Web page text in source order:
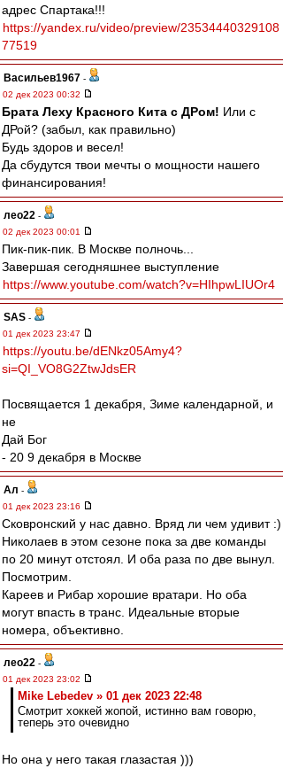
адрес Спартака!!!
https://yandex.ru/video/preview/23534440329108
77519
Васильев1967 -
02 дек 2023 00:32
Брата Леху Красного Кита с ДРом! Или с
ДРой? (забыл, как правильно)
Будь здоров и весел!
Да сбудутся твои мечты о мощности нашего
финансирования!
лео22 -
02 дек 2023 00:01
Пик-пик-пик. В Москве полночь...
Завершая сегодняшнее выступление
https://www.youtube.com/watch?v=HIhpwLIUOr4
SAS -
01 дек 2023 23:47
https://youtu.be/dENkz05Amy4?
si=QI_VO8G2ZtwJdsER
Посвящается 1 декабря, Зиме календарной, и
не
Дай Бог
- 20 9 декабря в Москве
Ал -
01 дек 2023 23:16
Сковронский у нас давно. Вряд ли чем удивит :)
Николаев в этом сезоне пока за две команды
по 20 минут отстоял. И оба раза по две вынул.
Посмотрим.
Кареев и Рибар хорошие вратари. Но оба
могут впасть в транс. Идеальные вторые
номера, объективно.
лео22 -
01 дек 2023 23:02
Mike Lebedev » 01 дек 2023 22:48
Смотрит хоккей жопой, истинно вам говорю,
теперь это очевидно
Но она у него такая глазастая )))